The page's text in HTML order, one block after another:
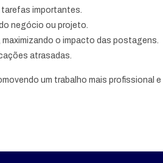
tarefas importantes.
negócio ou projeto.
o impacto das postagens.
atrasadas.
um trabalho mais profissional